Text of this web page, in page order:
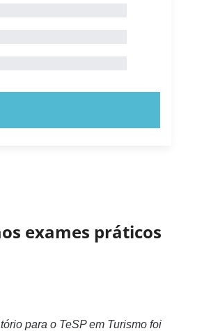
exames práticos
para o TeSP em Turismo foi